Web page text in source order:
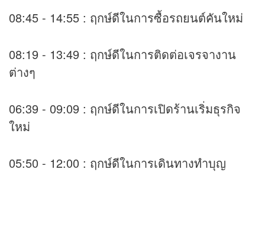
08:45 - 14:55 : ฤกษ์ดีในการซื้อรถยนต์คันใหม่
08:19 - 13:49 : ฤกษ์ดีในการติดต่อเจรจางาน
ต่างๆ
06:39 - 09:09 : ฤกษ์ดีในการเปิดร้านเริ่มธุรกิจ
ใหม่
05:50 - 12:00 : ฤกษ์ดีในการเดินทางทำบุญ